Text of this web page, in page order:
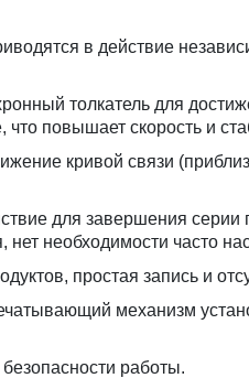
в действие
толкатель для
повышает скорость и
кривой связи
для завершения серии
необходимости часто
простая запись и
механизм
работы.